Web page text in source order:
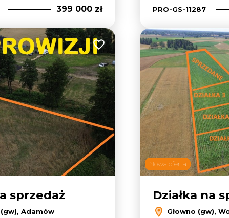
399 000 zł PRO-GS-11287
Dodaj do ulubionych
sprzedaż
Adamów
Nowa oferta
Działka na
Głowno (gw),